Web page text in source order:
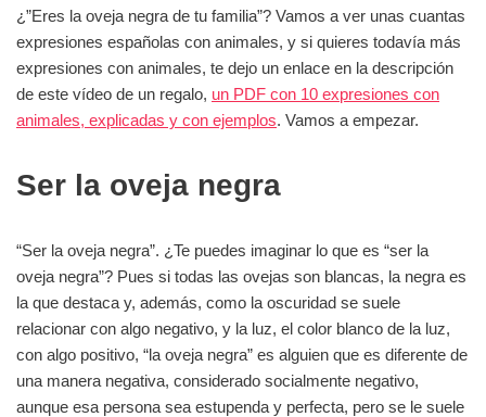
¿”Eres la oveja negra de tu familia”? Vamos a ver unas cuantas
expresiones españolas con animales, y si quieres todavía más
expresiones con animales, te dejo un enlace en la descripción
de este vídeo de un regalo, un PDF con 10 expresiones con
animales, explicadas y con ejemplos. Vamos a empezar.
Ser la oveja negra
“Ser la oveja negra”. ¿Te puedes imaginar lo que es “ser la
oveja negra”? Pues si todas las ovejas son blancas, la negra es
la que destaca y, además, como la oscuridad se suele
relacionar con algo negativo, y la luz, el color blanco de la luz,
con algo positivo, “la oveja negra” es alguien que es diferente de
una manera negativa, considerado socialmente negativo,
aunque esa persona sea estupenda y perfecta, pero se le suele